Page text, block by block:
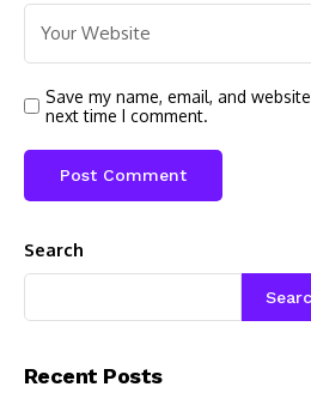
Save my name, email, and
next time I comment.
Search
Recent Posts